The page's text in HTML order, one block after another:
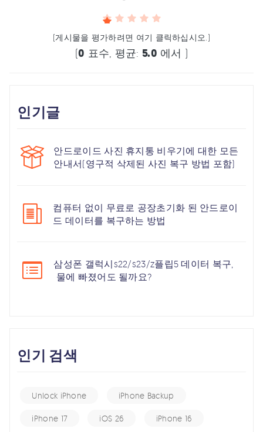
(게시물을 평가하려면 여기 클릭하십시오.)
(0 표수, 평균: 5.0 에서 )
인기글
안드로이드 사진 휴지통 비우기에 대한 모든
안내서(영구적 삭제된 사진 복구 방법 포함)
컴퓨터 없이 무료로 공장초기화 된 안드로이
드 데이터를 복구하는 방법
삼성폰 갤럭시s22/s23/z플립5 데이터 복구,
물에 빠졌어도 될까요?
인기 검색
Unlock iPhone iPhone Backup
iPhone 17 iOS 26 iPhone 16